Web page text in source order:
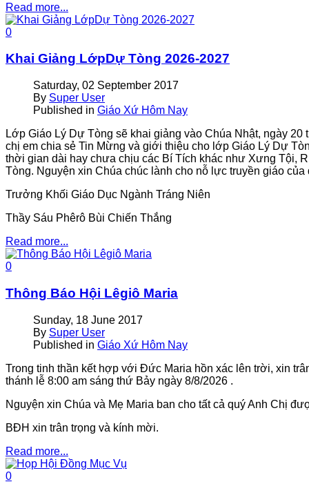
Read more...
0
Khai Giảng LớpDự Tòng 2026-2027
Saturday, 02 September 2017
By Super User
Published in Giáo Xứ Hôm Nay
Lớp Giáo Lý Dự Tòng sẽ khai giảng vào Chúa Nhật, ngày
chị em chia sẻ Tin Mừng và giới thiệu cho lớp Giáo Lý Dự
thời gian dài hay chưa chịu các Bí Tích khác như Xưng Tội,
Tòng. Nguyện xin Chúa chúc lành cho nỗ lực truyền giáo của
Trưởng Khối Giáo Dục Ngành Tráng Niên
Thầy Sáu Phêrô Bùi Chiến Thắng
Read more...
0
Thông Báo Hội Lêgiô Maria
Sunday, 18 June 2017
By Super User
Published in Giáo Xứ Hôm Nay
Trong tinh thần kết hợp với Ðức Maria hồn xác lên trời, xin
thánh lễ 8:00 am sáng thứ Bảy ngày 8/8/2026 .
Nguyện xin Chúa và Mẹ Maria ban cho tất cả quý Anh Chị
BÐH xin trân trọng và kính mời.
Read more...
0